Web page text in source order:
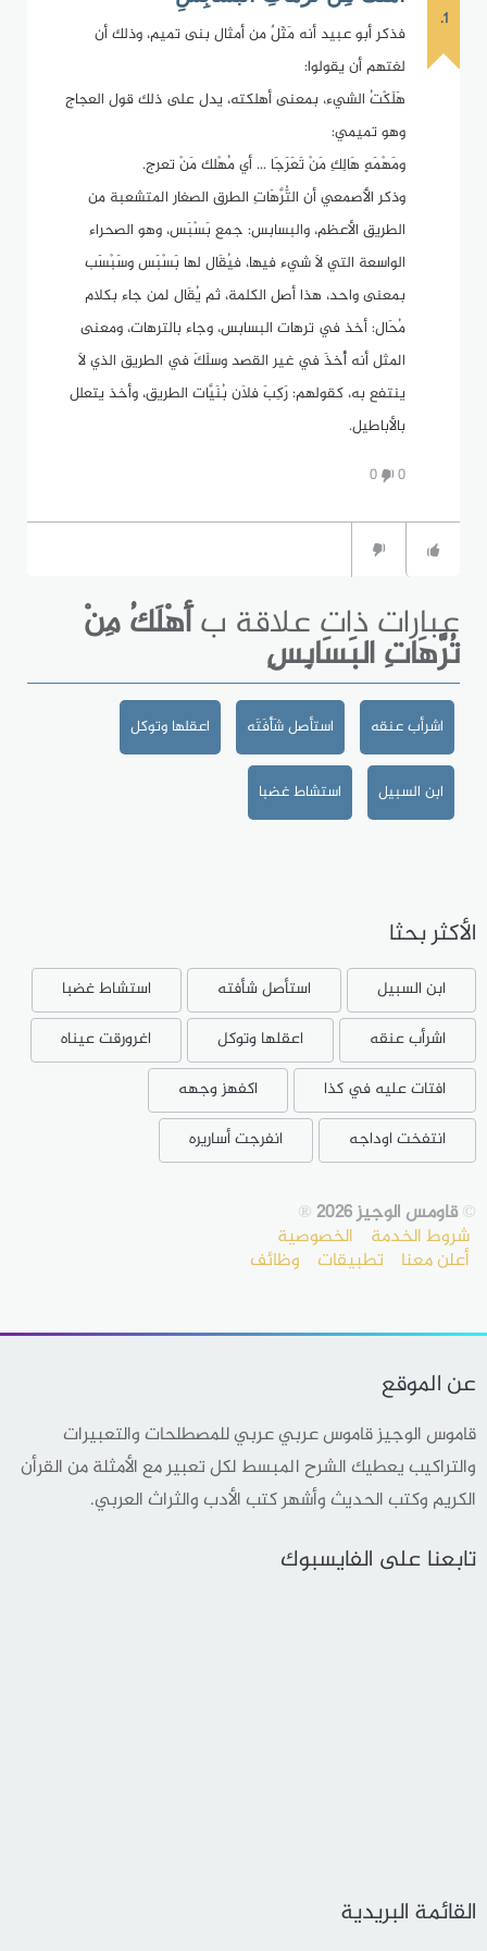
1.
فذكر أبو عبيد أنه مَثَلٌ من أمثال بنى تميم، وذلك أن
لغتهم أن يقولوا:
هَلَكْتُ الشيء، بمعنى أهلكته، يدل على ذلك قول العجاج
وهو تميمي:
ومَهْمَهٍ هَالِكِ مَنْ تَعَرَجَا ... أي مُهْلك مَنْ تعرج.
وذكر الأَصمعي أن التُّرَّهَاتِ الطرق الصغار المتشعبة من
الطريق الأعظم، والبسابس: جمع بَسْبَس، وهو الصحراء
الواسعة التي لاَ شيء فيها، فيُقَال لها بَسْبَس وسَبْسَب
بمعنى واحد، هذا أصل الكلمة، ثم يُقَال لمن جاء بكلام
مُحَال: أخذ في ترهات البسابس، وجاء بالترهات، ومعنى
المثل أنه أُخذَ في غير القصد وسلَكَ في الطريق الذي لاَ
ينتفع به، كقولهم: رَكِبَ فلاَن بُنَيَّات الطريق، وأخذ يتعلل
بالأباطيل.
0
0
عبارات ذات علاقة بأَهْلَكُ مِنْ
تُرَّهَاتِ البَسَابِسِ
اشرأب عنقه استأصل شَأْفَتَه اعقلها وتوكل
ابن السبيل استشاط غضبا
الأكثر بحثا
ابن السبيل استأصل شأفته
استشاط غضبا
اشرأب عنقه
اعقلها وتوكل
اغرورقت عيناه
افتات عليه في كذا
اكفهز وجهه
انتفخت اوداجه
انفرجت أساريره
©قاومس الوجيز 2026 ®
شروط الخدمة الخصوصية
أعلن معنا تطبيقات وظائف
عن الموقع
قاموس الوجيز قاموس عربي عربي للمصطلحات والتعبيرات
والتراكيب يعطيك الشرح المبسط لكل تعبير مع الأمثلة من القرأن
الكريم وكتب الحديث وأشهر كتب الأدب والثراث العربي.
تابعنا على الفايسبوك
القائمة البريدية